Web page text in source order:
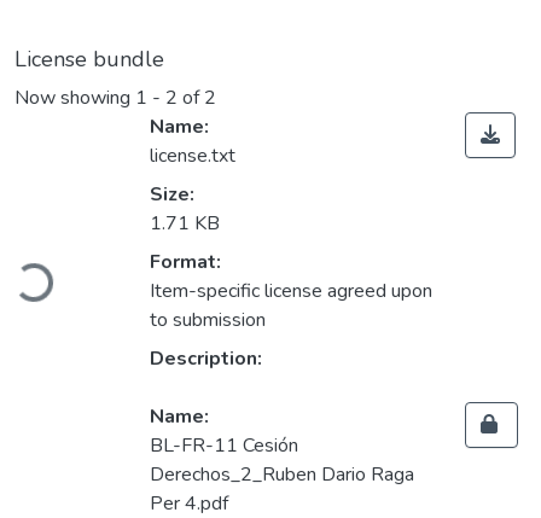
License bundle
Now showing 1 - 2 of 2
Loading...
Name:
license.txt
Size:
1.71 KB
Format:
Item-specific license agreed upon
to submission
Description:
Name:
BL-FR-11 Cesión
Derechos_2_Ruben Dario Raga
Per 4.pdf